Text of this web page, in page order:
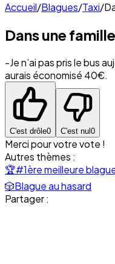
Accueil/Blagues/Taxi/
Dans une
-Je n’ai pas pris le bus
aurais économisé 40€.
C'est drôle0 C'est nul 0
Merci pour votre vote !
Autres thèmes :
🏆#1ère meilleure
🎲Blague au hasard
Partager :